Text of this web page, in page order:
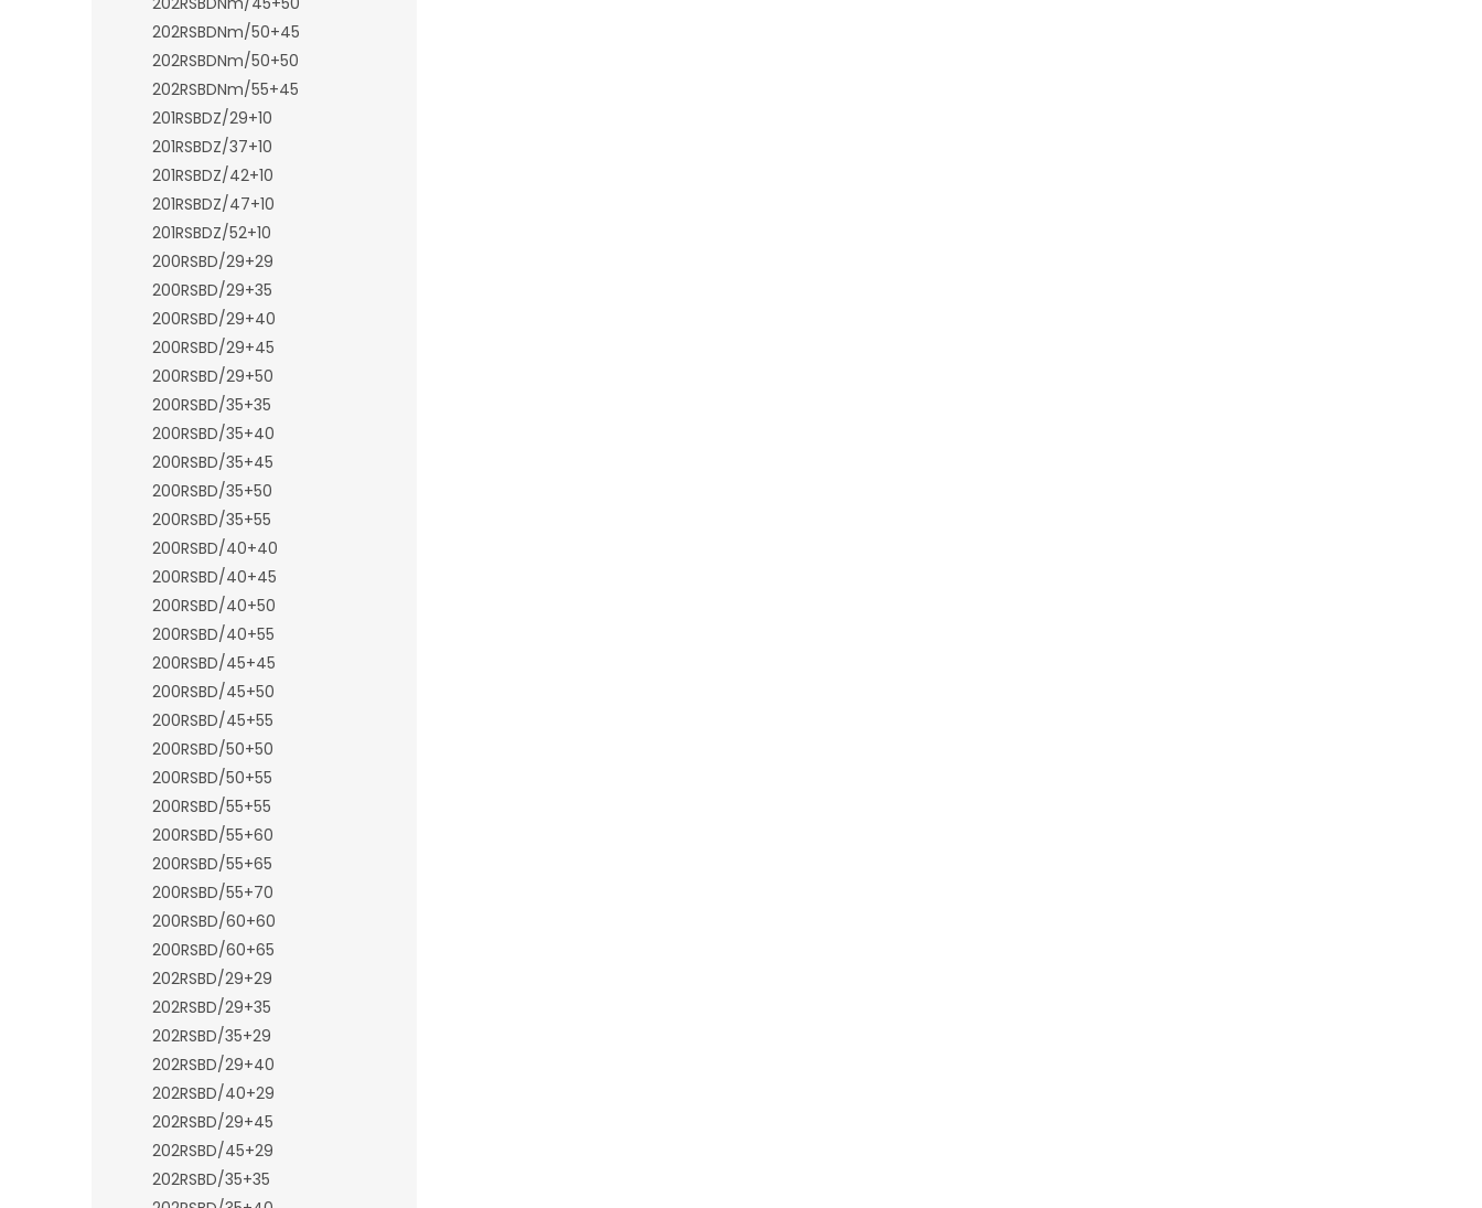
202RSBDNm/50+45
202RSBDNm/50+50
202RSBDNm/55+45
201RSBDZ/29+10
201RSBDZ/37+10
201RSBDZ/42+10
201RSBDZ/47+10
201RSBDZ/52+10
200RSBD/29+29
200RSBD/29+35
200RSBD/29+40
200RSBD/29+45
200RSBD/29+50
200RSBD/35+35
200RSBD/35+40
200RSBD/35+45
200RSBD/35+50
200RSBD/35+55
200RSBD/40+40
200RSBD/40+45
200RSBD/40+50
200RSBD/40+55
200RSBD/45+45
200RSBD/45+50
200RSBD/45+55
200RSBD/50+50
200RSBD/50+55
200RSBD/55+55
200RSBD/55+60
200RSBD/55+65
200RSBD/55+70
200RSBD/60+60
200RSBD/60+65
202RSBD/29+29
202RSBD/29+35
202RSBD/35+29
202RSBD/29+40
202RSBD/40+29
202RSBD/29+45
202RSBD/45+29
202RSBD/35+35